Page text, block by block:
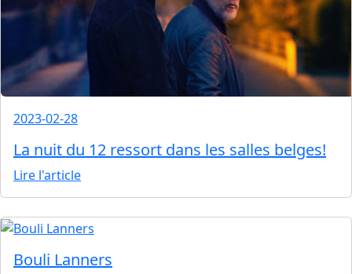
2023-02-28
La nuit du 12 ressort dans les salles belges!
Lire l'article
Bouli Lanners